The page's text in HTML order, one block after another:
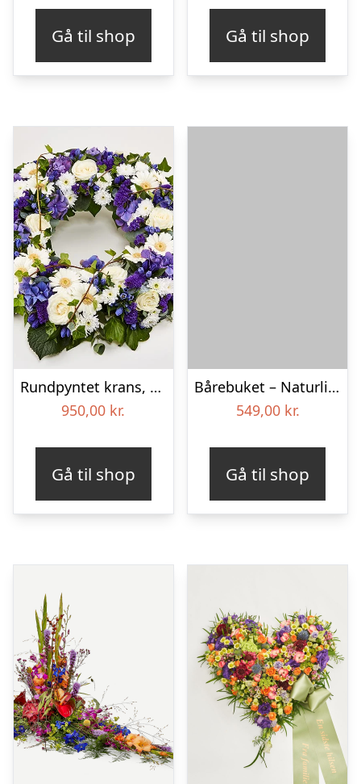
Gå til shop Gå til shop
Rundpyntet krans, blå og hvid – Blomster til begravelse
950,00 kr.
Gå til shop
Bårebuket – Naturlig hvid
549,00 kr.
Gå til shop